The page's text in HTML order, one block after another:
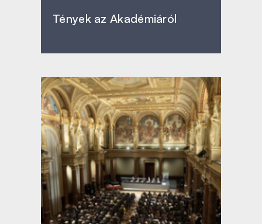
Tények az Akadémiáról